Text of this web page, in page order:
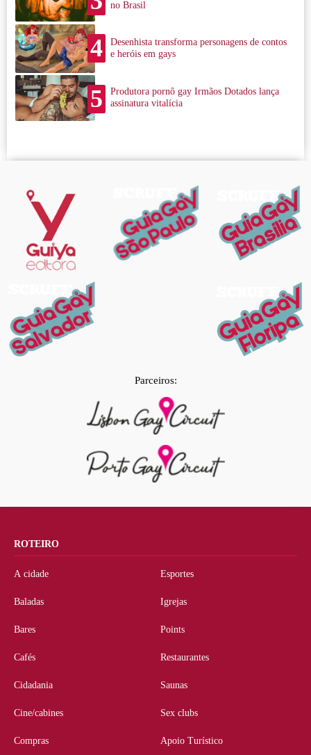
no Brasil
4
Desenhista transforma personagens de contos
e heróis em gays
5
Produtora pornô gay Irmãos Dotados lança
assinatura vitalícia
Parceiros:
ROTEIRO
A cidade
Baladas
Bares
Cafés
Cidadania
Cine/cabines
Compras
Esportes
Igrejas
Points
Restaurantes
Saunas
Sex clubs
Apoio Turístico